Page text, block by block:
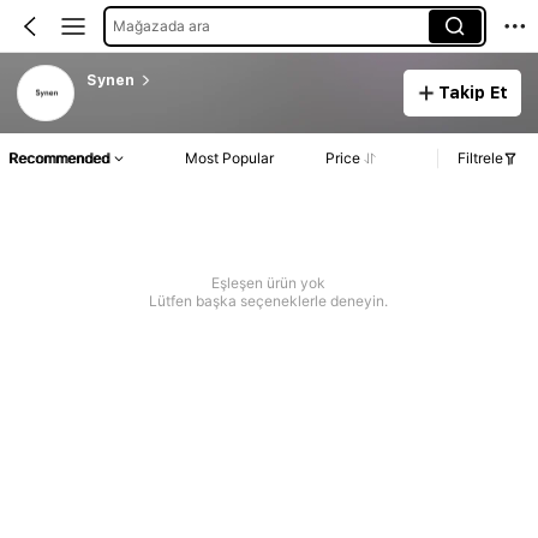
Mağazada ara
Synen
Takip Et
Recommended Most Popular Price Filtrele
Eşleşen ürün yok
Lütfen başka seçeneklerle deneyin.